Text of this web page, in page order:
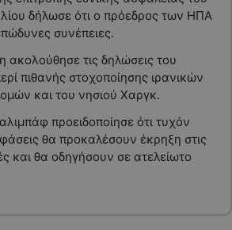
δήλωσε ότι ο πρόεδρος των ΗΠΑ
συνέπειες.
ακολούθησε τις δηλώσεις του
πιθανής στοχοποίησης ιρανικών
και του νησιού Χαργκ.
προειδοποίησε ότι τυχόν
θα προκαλέσουν έκρηξη στις
και θα οδηγήσουν σε ατελείωτο